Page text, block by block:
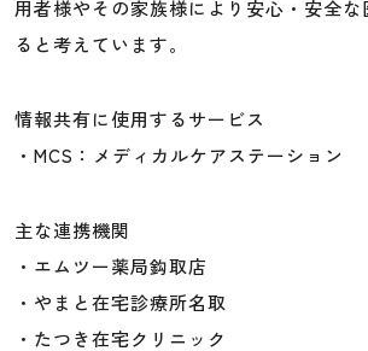
用者様やその家族様により安心・安全な
ると考えています。
情報共有に使用するサービス
・MCS：メディカルケアステーション
主な連携機関
・エムツー薬局鈎取店
・やまと在宅診療所名取
・たつき在宅クリニック